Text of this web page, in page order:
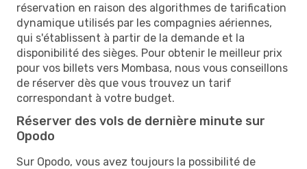
réservation en raison des algorithmes de tarification
dynamique utilisés par les compagnies aériennes,
qui s'établissent à partir de la demande et la
disponibilité des sièges. Pour obtenir le meilleur prix
pour vos billets vers Mombasa, nous vous conseillons
de réserver dès que vous trouvez un tarif
correspondant à votre budget.
Réserver des vols de dernière minute sur
Opodo
Sur Opodo, vous avez toujours la possibilité de